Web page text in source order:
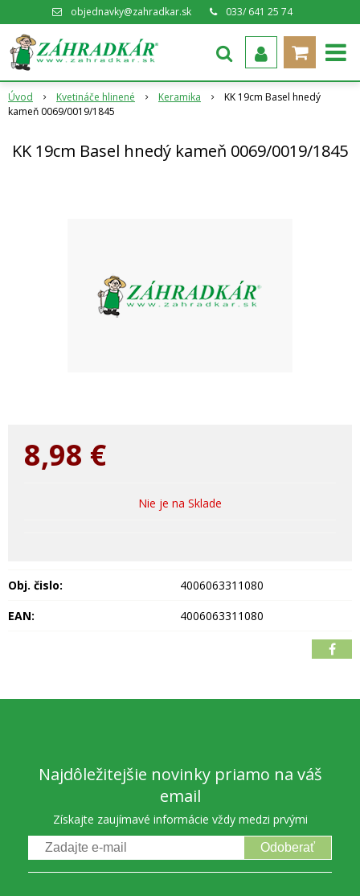
objednavky@zahradkar.sk 033/ 641 25 74
Úvod Kvetináče hlinené Keramika
KK 19cm Basel hnedý
kameň 0069/0019/1845
KK 19cm Basel hnedý kameň 0069/0019/1845
8,98 €
Nie je na Sklade
Obj. čislo:
4006063311080
EAN:
4006063311080
Najdôležitejšie novinky priamo na váš
email
Získajte zaujímavé informácie vždy medzi prvými
Odoberať